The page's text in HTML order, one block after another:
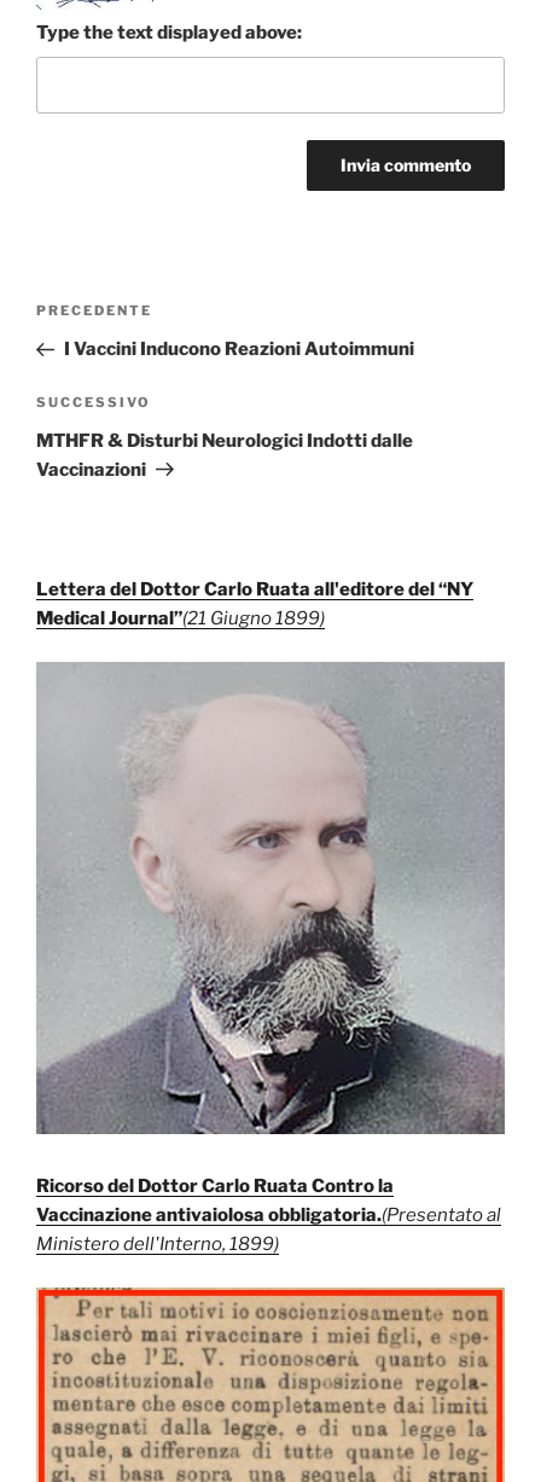
Type the text displayed above:
Navigazione
Articolo
precedente:
PRECEDENTE
I Vaccini Inducono Reazioni Autoimmuni
Articolo
successivo
SUCCESSIVO
MTHFR & Disturbi Neurologici Indotti dalle
Vaccinazioni
Lettera del Dottor Carlo Ruata all'editore del “NY
Medical Journal”(21 Giugno 1899)
Ricorso del Dottor Carlo Ruata Contro la
Vaccinazione antivaiolosa obbligatoria.(Presentato al
Ministero dell'Interno, 1899)